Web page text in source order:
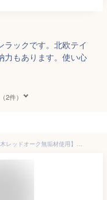
ラックです。北欧テイ
力もあります。使い心
2件）
【割引クーポン配布中】【国産/完成品/天然木レッドオーク無垢材使用】SENOVIshelf(セノヴィシェルフ) 本棚 本棚シェルフ シェルフ ランドセルラック ランドセル収納 ディスプレイ棚 木製 収納棚 おしゃれ 子供部屋 杉工場 (大型)